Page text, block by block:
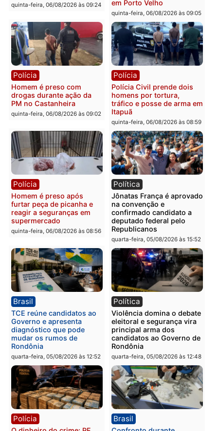
quinta-feira, 06/08/2026 às 09:28 quinta-feira, 06/08/2026 às
Polícia
Homem é esfaqueado no
tórax durante briga com
vizinho no bairro Ulysses
Guimarães
Polícia
Três suspeitos ligados a
facção criminosa são
presos por receptação e
adulteração de veículos
em Porto Velho
quinta-feira, 06/08/2026 às
Polícia
Homem é preso com
drogas durante ação da
PM no Castanheira
quinta-feira, 06/08/2026 às 09:02
Polícia
Polícia Civil prende dois
homens por tortura,
tráfico e posse de arma
Itapuã
quinta-feira, 06/08/2026 às
Polícia
Homem é preso após
furtar peça de picanha e
reagir a seguranças em
supermercado
quinta-feira, 06/08/2026 às 08:56
Política
Jônatas França é
na convenção e
confirmado candidato a
deputado federal pelo
Republicanos
quarta-feira, 05/08/2026 às